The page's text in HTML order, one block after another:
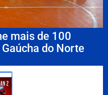
mais de 100
do Norte